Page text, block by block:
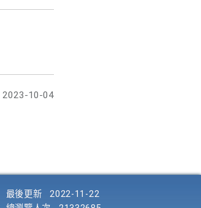
2023-10-04
最後更新
2022-11-22